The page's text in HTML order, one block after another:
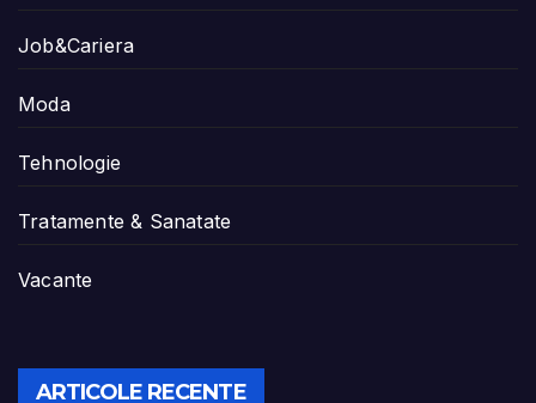
Job&Cariera
Moda
Tehnologie
Tratamente & Sanatate
Vacante
ARTICOLE RECENTE